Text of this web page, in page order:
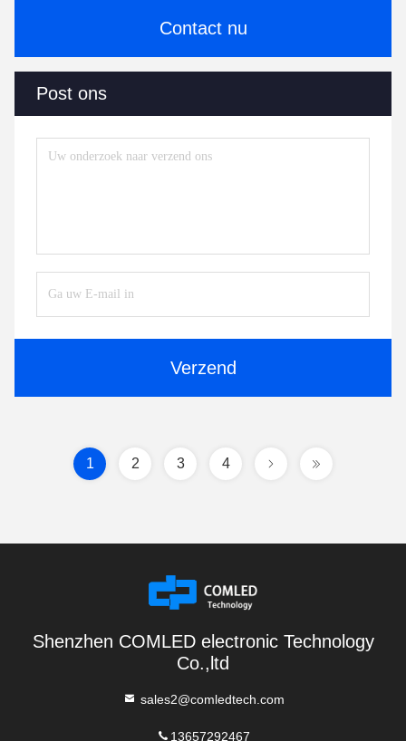
Contact nu
Post ons
Verzend
1 2 3 4
Shenzhen COMLED electronic Technology
Co.,ltd
sales2@comledtech.com
13657292467